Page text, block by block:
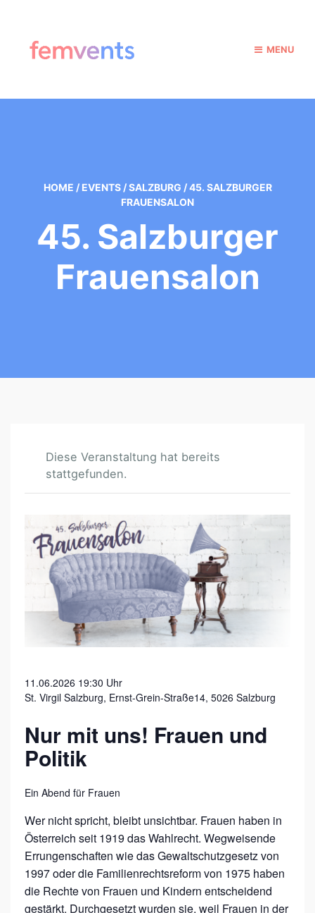
MENU
HOME / EVENTS / SALZBURG / 45. SALZBURGER
FRAUENSALON
45. Salzburger
Frauensalon
Diese Veranstaltung hat bereits
stattgefunden.
4
5
S
A
B
U
G
E
F
R
A
U
E
N
11.06.2026 19:30 Uhr
St. Virgil Salzburg, Ernst-Grein-Straße14, 5026 Salzburg
Nur mit uns! Frauen und
Politik
Ein Abend für Frauen
Wer nicht spricht, bleibt unsichtbar. Frauen haben in
Österreich seit 1919 das Wahlrecht. Wegweisende
Errungenschaften wie das Gewaltschutzgesetz von
1997 oder die Familienrechtsreform von 1975 haben
die Rechte von Frauen und Kindern entscheidend
gestärkt. Durchgesetzt wurden sie, weil Frauen in der